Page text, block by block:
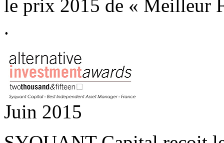
le prix 2015 de « Meilleur
.
Juin 2015